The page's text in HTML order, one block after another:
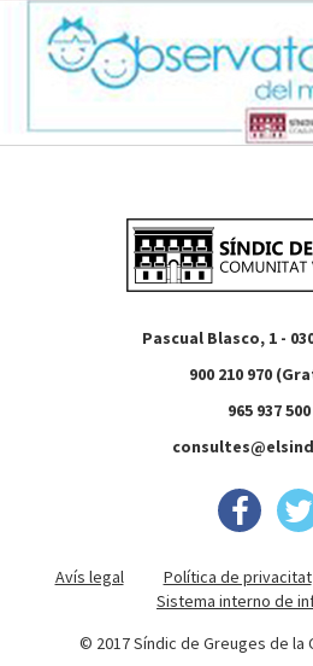
Pascual Blasco, 1 -
900 210 970
965 937 500
Avís legal Política de privacitat
Sistema interno de
© 2017 Síndic de Greuges de la